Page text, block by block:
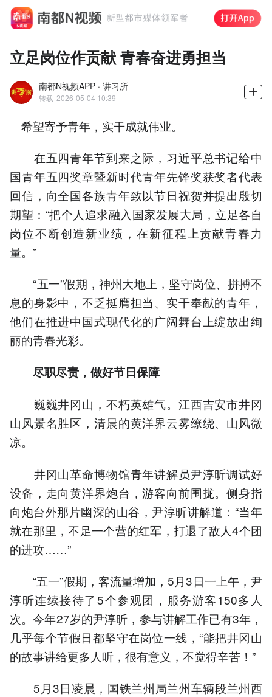
立足岗位作贡献 青春奋进勇担当
南都N视频APP · 讲习所
转载 2026-05-04 10:39
希望寄予青年，实干成就伟业。
在五四青年节到来之际，习近平总书记给中
国青年五四奖章暨新时代青年先锋奖获奖者代表
回信，向全国各族青年致以节日祝贺并提出殷切
期望：“把个人追求融入国家发展大局，立足各自
岗位不断创造新业绩，在新征程上贡献青春力
量。”
“五一”假期，神州大地上，坚守岗位、拼搏不
息的身影中，不乏挺膺担当、实干奉献的青年，
他们在推进中国式现代化的广阔舞台上绽放出绚
丽的青春光彩。
尽职尽责，做好节日保障
巍巍井冈山，不朽英雄气。江西吉安市井冈
山风景名胜区，清晨的黄洋界云雾缭绕、山风微
凉。
井冈山革命博物馆青年讲解员尹淳昕调试好
设备，走向黄洋界炮台，游客向前围拢。侧身指
向炮台外那片幽深的山谷，尹淳昕讲解道：“当年
就在那里，不足一个营的红军，打退了敌人4个团
的进攻……”
“五一”假期，客流量增加，5月3日一上午，尹
淳昕连续接待了5个参观团，服务游客150多人
次。今年27岁的尹淳昕，参与讲解工作已有3年，
几乎每个节假日都坚守在岗位一线，“能把井冈山
的故事讲给更多人听，很有意义，不觉得辛苦！”
5月3日凌晨，国铁兰州局兰州车辆段兰州西